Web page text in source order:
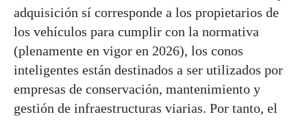
adquisición sí corresponde a los propietarios de
los vehículos para cumplir con la normativa
(plenamente en vigor en 2026), los conos
inteligentes están destinados a ser utilizados por
empresas de conservación, mantenimiento y
gestión de infraestructuras viarias. Por tanto, el